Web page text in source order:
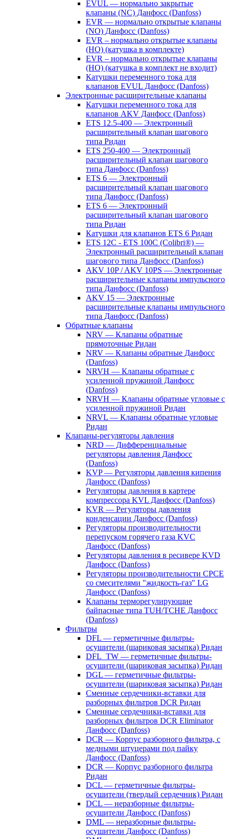
EVUL — нормально закрытые
клапаны (NC) Данфосс (Danfoss)
EVR — нормально открытые клапаны
(NO) Данфосс (Danfoss)
EVR – нормально открытые клапаны
(НО) (катушка в комплекте)
EVR – нормально открытые клапаны
(НО) (катушка в комплект не входит)
Катушки переменного тока для
клапанов EVUL Данфосс (Danfoss)
Электронные расширительные клапаны
Катушки переменного тока для
клапанов AKV Данфосс (Danfoss)
ETS 12.5-400 — Электронный
расширительный клапан шагового
типа Ридан
ETS 250-400 — Электронный
расширительный клапан шагового
типа Данфосс (Danfoss)
ETS 6 — Электронный
расширительный клапан шагового
типа Данфосс (Danfoss)
ETS 6 — Электронный
расширительный клапан шагового
типа Ридан
Катушки для клапанов ETS 6 Ридан
ETS 12C - ETS 100C (Colibri®) —
Электронный расширительный клапан
шагового типа Данфосс (Danfoss)
AKV 10P / AKV 10PS — Электронные
расширительные клапаны импульсного
типа Данфосс (Danfoss)
AKV 15 — Электронные
расширительные клапаны импульсного
типа Данфосс (Danfoss)
Обратные клапаны
NRV — Клапаны обратные
прямоточные Ридан
NRV — Клапаны обратные Данфосс
(Danfoss)
NRVH — Клапаны обратные с
усиленной пружиной Данфосс
(Danfoss)
NRVH — Клапаны обратные угловые с
усиленной пружиной Ридан
NRVL — Клапаны обратные угловые
Ридан
Клапаны-регуляторы давления
NRD — Дифференциальные
регуляторы давления Данфосс
(Danfoss)
KVP — Регуляторы давления кипения
Данфосс (Danfoss)
Регуляторы давления в картере
компрессора KVL Данфосс (Danfoss)
KVR — Регуляторы давления
конденсации Данфосс (Danfoss)
Регуляторы производительности
перепуском горячего газа KVC
Данфосс (Danfoss)
Регуляторы давления в ресивере KVD
Данфосс (Danfoss)
Регуляторы производительности CPCE
со смесителями "жидкость-газ" LG
Данфосс (Danfoss)
Клапаны терморегулирующие
байпасные типа TUH/TCHE Данфосс
(Danfoss)
Фильтры
DFL — герметичные фильтры-
осушители (шариковая засыпка) Ридан
DFL_TW — герметичные фильтры-
осушители (шариковая засыпка) Ридан
DGL — герметичные фильтры-
осушители (шариковая засыпка) Ридан
Сменные сердечники-вставки для
разборных фильтров DCR Ридан
Сменные сердечники-вставки для
разборных фильтров DCR Eliminator
Данфосс (Danfoss)
DCR — Корпус разборного фильтра, с
медными штуцерами под пайку
Данфосс (Danfoss)
DCR — Корпус разборного фильтра
Ридан
DCL — герметичные фильтры-
осушители (твердый сердечник) Ридан
DCL — неразборные фильтры-
осушители Данфосс (Danfoss)
DML — неразборные фильтры-
осушители Данфосс (Danfoss)